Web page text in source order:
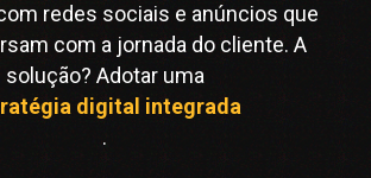
redes sociais e anúncios que
com a jornada do cliente. A
solução? Adotar uma
digital integrada
.